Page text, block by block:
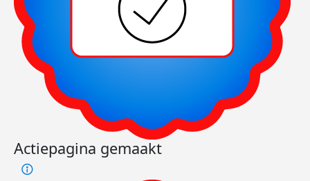
Actiepagina gemaakt